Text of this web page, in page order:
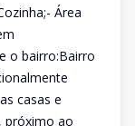
Área
o bairro:Bairro
casas e
próximo ao